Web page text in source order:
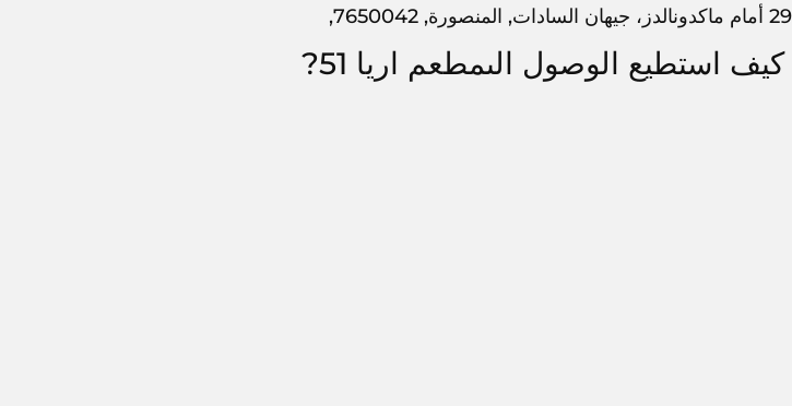
كيف استطيع الوصول الىمطعم اريا 51?